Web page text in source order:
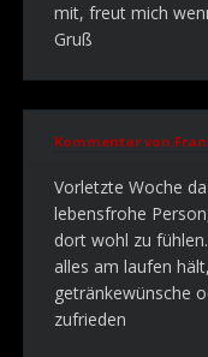
mit, freut mich
Gruß
Kommentar von
Vorletzte Woche
lebensfrohe
dort wohl zu
alles am laufen
getränkewünsche
zufrieden